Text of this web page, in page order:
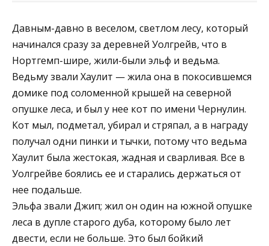
Давным-давно в веселом, светлом лесу, который
начинался сразу за деревней Уолгрейв, что в
Нортгемп-шире, жили-были эльф и ведьма.
Ведьму звали Хаулит — жила она в покосившемся
домике под соломенной крышей на северной
опушке леса, и был у нее кот по имени Чернулин.
Кот мыл, подметал, убирал и стряпал, а в награду
получал одни пинки и тычки, потому что ведьма
Хаулит была жестокая, жадная и сварливая. Все в
Уолгрейве боялись ее и старались держаться от
нее подальше.
Эльфа звали Джип; жил он один на южной опушке
леса в дупле старого дуба, которому было лет
двести, если не больше. Это был бойкий